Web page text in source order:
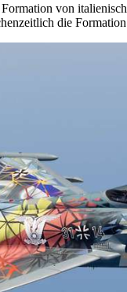
von
die